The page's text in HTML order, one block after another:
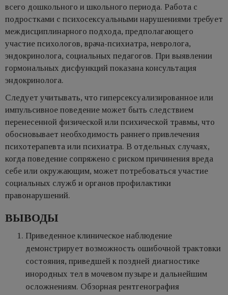
всего дошкольного и школьного периода. Работа с
подростками с психосексуальными нарушениями требует
междисциплинарного подхода, предполагающего
участие психологов, врача-психиатра, невролога,
эндокринолога, социальных педагогов. При выявлении
гормональных дисфункций показана консультация
эндокринолога.
Следует учитывать, что гиперсексуализированное или
импульсивное поведение может быть следствием
перенесенной физической или психической травмы, что
обосновывает необходимость раннего привлечения
психотерапевта или психиатра. В отдельных случаях,
когда поведение сопряжено с риском причинения вреда
себе или окружающим, может потребоваться участие
социальных служб и органов профилактики
правонарушений.
ВЫВОДЫ
Приведенное клиническое наблюдение
демонстрирует возможность ошибочной трактовки
состояния, приведшей к поздней диагностике
инородных тел в мочевом пузыре и дальнейшим
осложнениям. Обзорная рентгенография